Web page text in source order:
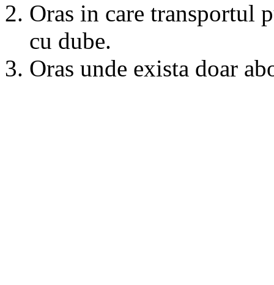
Oras in care transportul
cu dube.
Oras unde exista doar